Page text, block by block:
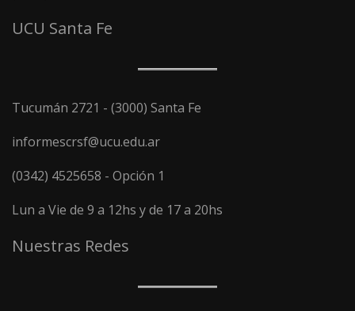
UCU Santa Fe
Tucumán 2721 - (3000) Santa Fe
informescrsf@ucu.edu.ar
(0342) 4525658 - Opción 1
Lun a Vie de 9 a 12hs y de 17 a 20hs
Nuestras Redes